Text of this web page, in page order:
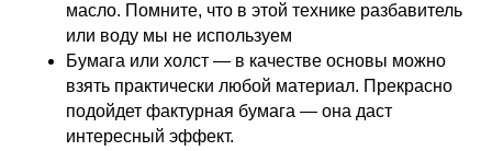
масло. Помните, что в этой технике разбавитель
или воду мы не используем
Бумага или холст — в качестве основы можно
взять практически любой материал. Прекрасно
подойдет фактурная бумага — она даст
интересный эффект.